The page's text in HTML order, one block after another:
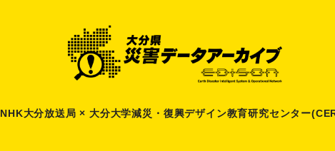
NHK大分放送局 × 大分大学減災 ・ 復興デザイン教育研究センター